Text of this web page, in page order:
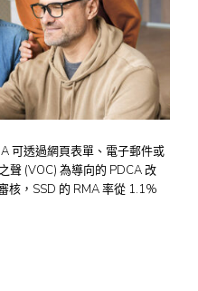
可透過網頁表單、電子郵件或
聲 (VOC) 為導向的 PDCA 改
核，SSD 的 RMA 率從 1.1%